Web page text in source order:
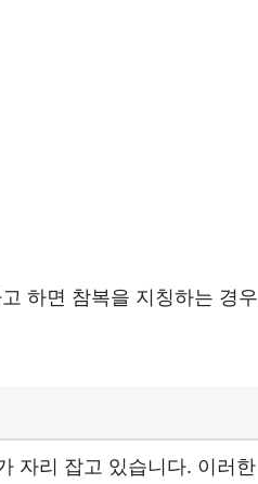
하면 참복을 지칭하는 경우
자리 잡고 있습니다. 이러한